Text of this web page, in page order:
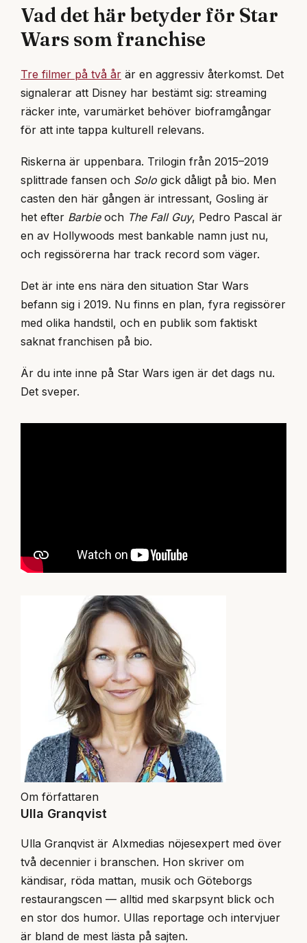
Vad det här betyder för Star
Wars som franchise
Tre filmer på två år är en aggressiv återkomst. Det
signalerar att Disney har bestämt sig: streaming
räcker inte, varumärket behöver bioframgångar
för att inte tappa kulturell relevans.
Riskerna är uppenbara. Trilogin från 2015–2019
splittrade fansen och Solo gick dåligt på bio. Men
casten den här gången är intressant, Gosling är
het efter Barbieoch The Fall Guy, Pedro Pascal är
en av Hollywoods mest bankable namn just nu,
och regissörerna har track record som väger.
Det är inte ens nära den situation Star Wars
befann sig i 2019. Nu finns en plan, fyra regissörer
med olika handstil, och en publik som faktiskt
saknat franchisen på bio.
Är du inte inne på Star Wars igen är det dags nu.
Det sveper.
Om författaren
Ulla Granqvist
Ulla Granqvist är Alxmedias nöjesexpert med över
två decennier i branschen. Hon skriver om
kändisar, röda mattan, musik och Göteborgs
restaurangscen — alltid med skarpsynt blick och
en stor dos humor. Ullas reportage och intervjuer
är bland de mest lästa på sajten.